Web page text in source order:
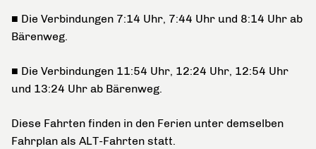
■ Die Verbindungen 7:14 Uhr, 7:44 Uhr und 8:14 Uhr ab
Bärenweg.
■ Die Verbindungen 11:54 Uhr, 12:24 Uhr, 12:54 Uhr
und 13:24 Uhr ab Bärenweg.
Diese Fahrten finden in den Ferien unter demselben
Fahrplan als ALT-Fahrten statt.